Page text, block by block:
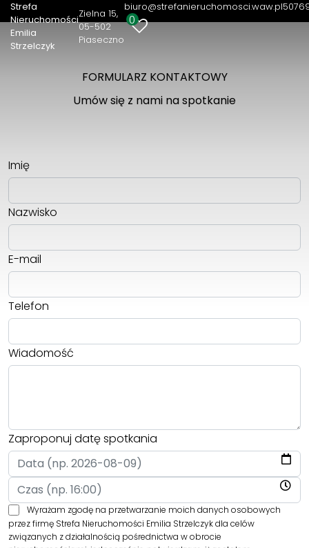
Strefa
Nieruchomości
Emilia
Strzelczyk
Zielna 15
05-502
Piaseczno
biuro@strefanieruchomosci.waw.pl
0
FORMULARZ KONTAKTOWY
Umów się z nami na spotkanie
Imię
Nazwisko
E-mail
Telefon
Wiadomość
Zaproponuj datę spotkania
Wyrażam zgodę na przetwarzanie moich danych osobowych
przez firmę Strefa Nieruchomości Emilia Strzelczyk dla celów
związanych z działalnością pośrednictwa w obrocie